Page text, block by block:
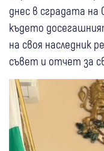
днес в сградата
където
на своя наследник
съвет и отчет за